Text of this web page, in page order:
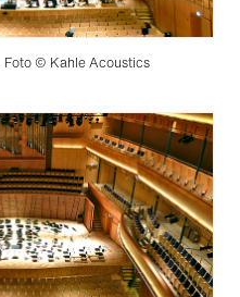
Foto © Kahle Acoustics